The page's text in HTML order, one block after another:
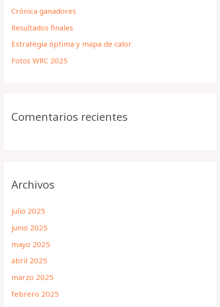
Crónica ganadores
Resultados finales
Estrategia óptima y mapa de calor
Fotos WRC 2025
Comentarios recientes
Archivos
julio 2025
junio 2025
mayo 2025
abril 2025
marzo 2025
febrero 2025